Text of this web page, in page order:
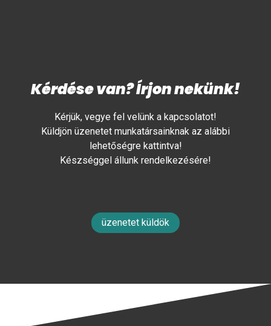
Kérdése van? Írjon nekünk!
Kérjük, vegye fel velünk a kapcsolatot!
Küldjön üzenetet munkatársainknak az alábbi
lehetőségre kattintva!
Készséggel állunk rendelkezésére!
üzenetet küldök